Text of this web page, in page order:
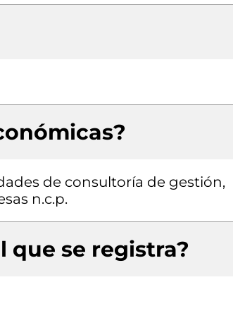
de consultoría de gestión,
n.c.p.
que se registra?